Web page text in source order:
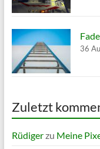
36
Zuletzt
Rüdigerzu Meine